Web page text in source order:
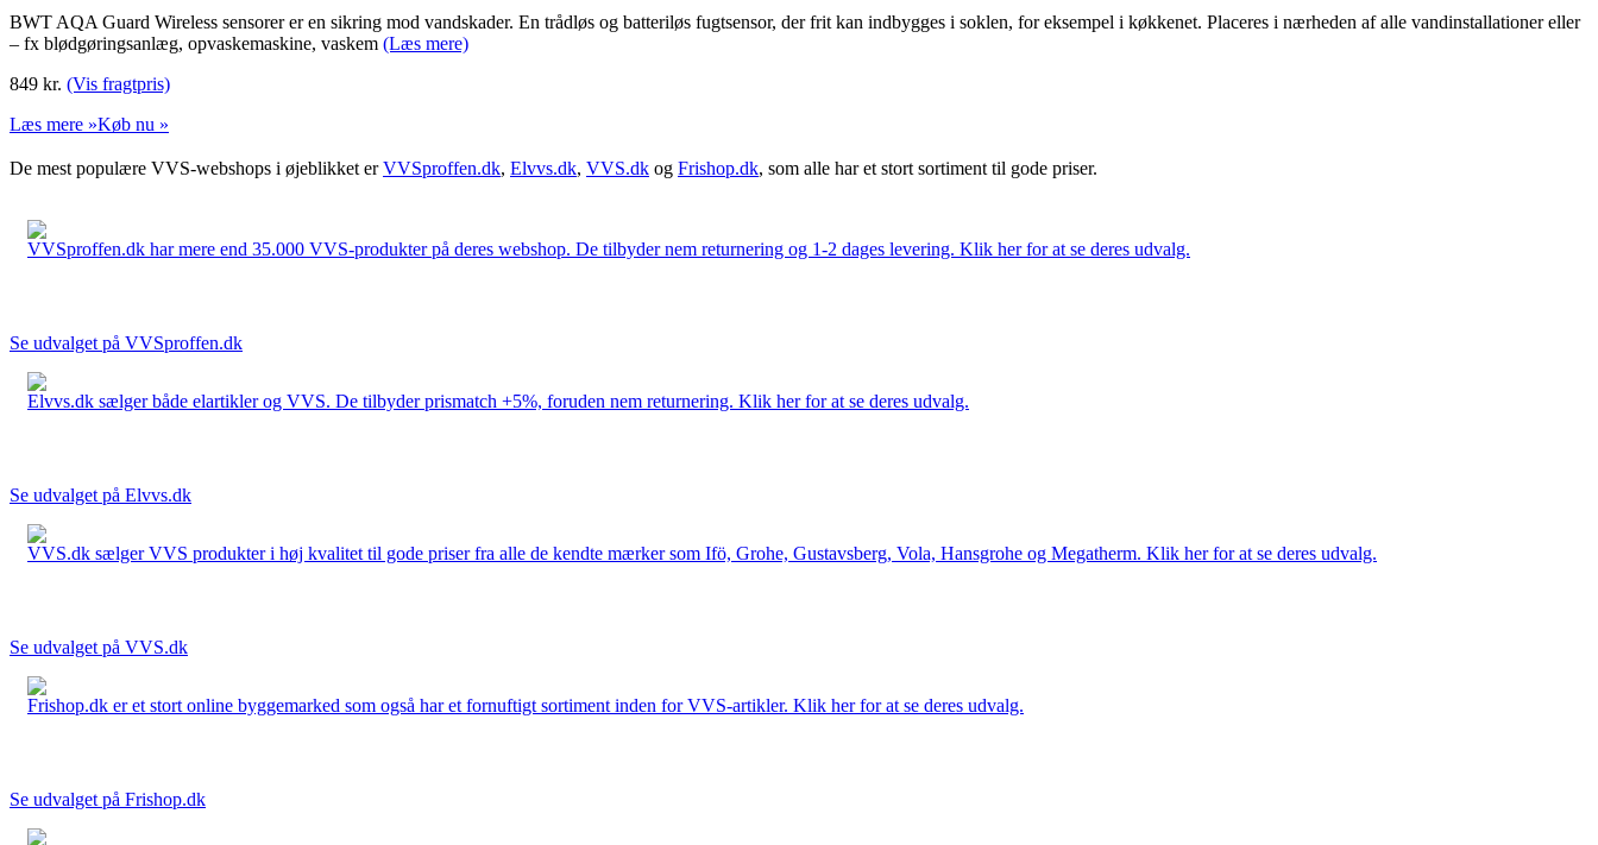
BWT AQA Guard Wireless sensorer er en sikring mod vandskader. En trådløs og batteriløs fugtsensor, der frit kan indbygges i soklen, for eksempel i køkkenet. Placeres i nærheden af alle vandinstallationer eller
– fx blødgøringsanlæg, opvaskemaskine, vaskem (Læs mere)
849 kr. (Vis fragtpris)
Læs mere »Køb nu »
De mest populære VVS-webshops i øjeblikket erVVSproffen.dk, Elvvs.dk, VVS.dk og Frishop.dk, som alle har et stort sortiment til gode priser.
VVSproffen.dk har mere end 35.000 VVS-produkter på deres webshop. De tilbyder nem returnering og 1-2 dages levering. Klik her for at se deres udvalg.
Se udvalget på VVSproffen.dk
Elvvs.dk sælger både elartikler og VVS. De tilbyder prismatch +5%, foruden nem returnering. Klik her for at se deres udvalg.
Se udvalget på Elvvs.dk
VVS.dk sælger VVS produkter i høj kvalitet til gode priser fra alle de kendte mærker som Ifö, Grohe, Gustavsberg, Vola, Hansgrohe og Megatherm. Klik her for at se deres udvalg.
Se udvalget på VVS.dk
Frishop.dk er et stort online byggemarked som også har et fornuftigt sortiment inden for VVS-artikler. Klik her for at se deres udvalg.
Se udvalget på Frishop.dk